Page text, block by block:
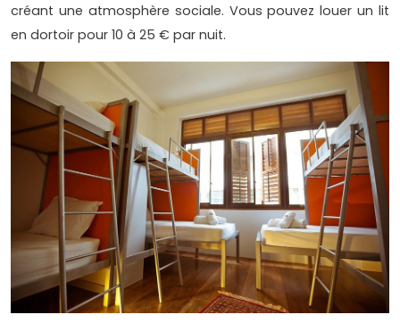
créant une atmosphère sociale. Vous pouvez louer un lit
en dortoir pour 10 à 25 € par nuit.